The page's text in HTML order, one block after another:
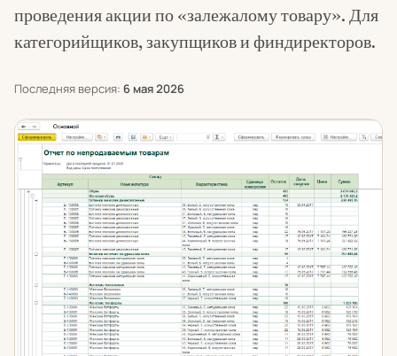
проведения акции по «залежалому товару». Для
категорийщиков, закупщиков и финдиректоров.
Последняя версия: 6 мая 2026